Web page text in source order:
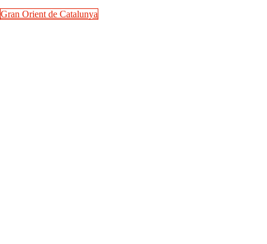
Gran Orient de Catalunya